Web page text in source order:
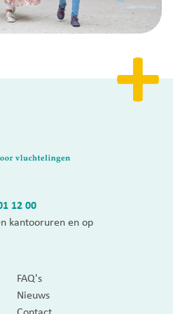
12 00
kantooruren en op
FAQ's
Nieuws